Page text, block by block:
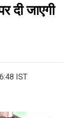
दी जाएगी
IST